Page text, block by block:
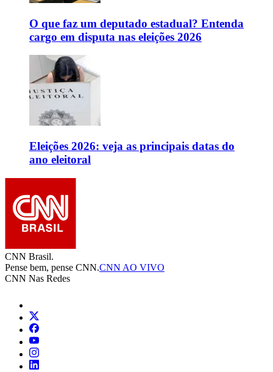
O que faz um deputado estadual? Entenda
cargo em disputa nas eleições 2026
Eleições 2026: veja as principais datas do
ano eleitoral
CNN Brasil.
Pense bem, pense CNN.CNN AO VIVO
CNN Nas Redes